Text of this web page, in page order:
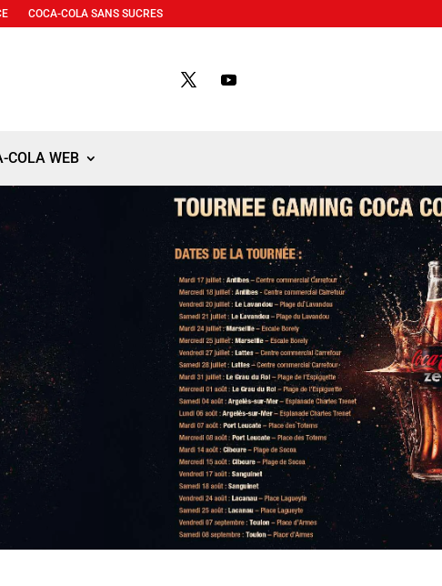
COCA-COLA SANS SUCRES
COLA WEB